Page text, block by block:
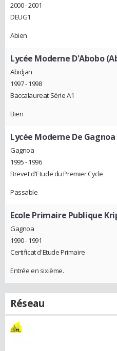
2000 - 2001
DEUG1
Abien
Lycée Moderne D'Abobo
Abidjan
1997 - 1998
Baccalaureat Série A1
Bien
Lycée Moderne De
Gagnoa
1995 - 1996
Brevet d'Etude du Premier Cycle
Passable
Ecole Primaire Publique
Gagnoa
1990 - 1991
Certificat d'Etude Primaire
Entrée en sixième.
Réseau